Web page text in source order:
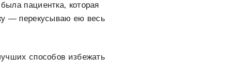
пациентка, которая
— перекусываю ею весь
способов избежать